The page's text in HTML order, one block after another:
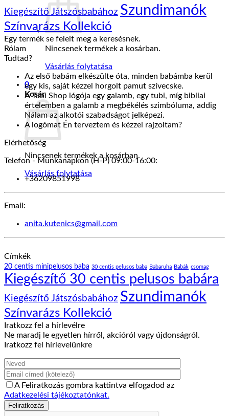
Nincsenek termékek a kosárban.
Vásárlás folytatása
0
Kosár
Nincsenek termékek a kosárban.
Vásárlás folytatása
Kiegészítő Játszósbabához Szundimanók
Színvarázs Kollekció
Egy termék se felelt meg a keresésnek.
Rólam
Tudtad?
Az első babám elkészülte óta, minden babámba kerül
egy kis, saját kézzel horgolt pamut szívecske.
A Tubi Shop lógója egy galamb, egy tubi, míg bibliai
értelemben a galamb a megbékélés szimbóluma, addig
Nálam az alkotói szabadságot jelképezi.
A logómat Én terveztem és kézzel rajzoltam?
Elérhetőség
Telefon - Munkanapkon (H-P) 09:00-16:00:
+36209851998
Email:
anita.kutenics@gmail.com
Címkék
20 centis minipelusos baba 30 centis pelusos baba Babaruha Babák csomag
Kiegészítő 30 centis pelusos babára
Kiegészítő Játszósbabához Szundimanók
Színvarázs Kollekció
Iratkozz fel a hírlevélre
Ne maradj le egyetlen hírről, akcióról vagy újdonságról.
Iratkozz fel hírlevelünkre
A Feliratkozás gombra kattintva elfogadod az
Adatkezelési tájékoztatónkat.